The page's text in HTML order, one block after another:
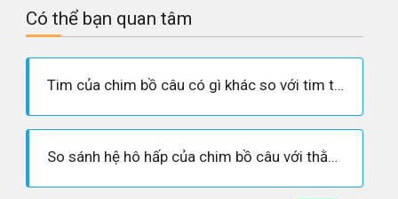
Có thể bạn quan tâm
Tim của chim bồ câu có gì khác so với tim thằn lằn.
So sánh hệ hô hấp của chim bồ câu với thằn lằn.